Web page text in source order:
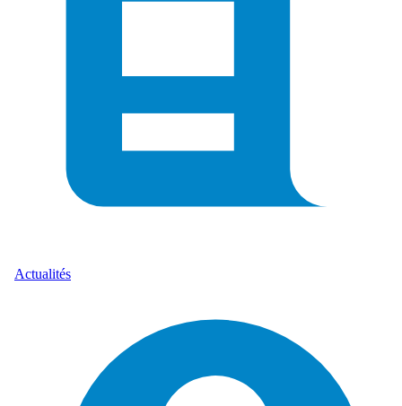
Actualités